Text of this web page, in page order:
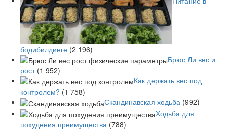
бодибилдинге (2 196)
Брюс Ли вес и
рост (1 952)
Как держать вес под
контролем? (1 758)
Скандинавская ходьба (992)
Ходьба для
похудения преимущества (788)